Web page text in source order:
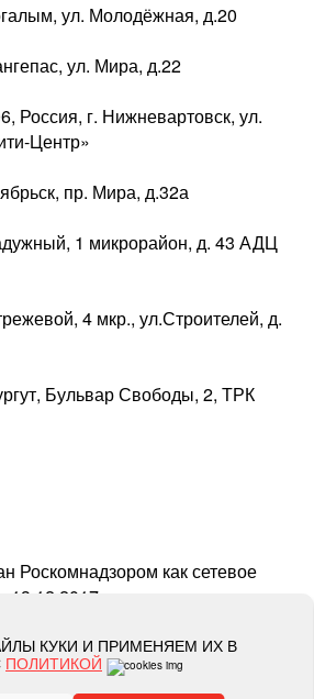
ул. Молодёжная, д.20
ул. Мира, д.22
Россия, г. Нижневартовск, ул.
Центр»
пр. Мира, д.32а
1 микрорайон, д. 43 АДЦ
4 мкр., ул.Строителей, д.
Бульвар Свободы, 2, ТРК
Роскомнадзором как сетевое
свидетельство о
ФС 77-71864, учредитель: ООО
редактор: Ермошин С.Н.,
редакции:editor@metro-set.ru
КУКИ И ПРИМЕНЯЕМ ИХ В
ПОЛИТИКОЙ